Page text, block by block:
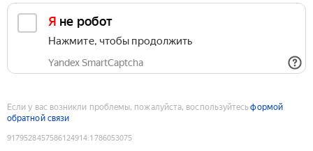
Я не робот
Нажмите, чтобы продолжить
Yandex SmartCaptcha
Если у вас возникли проблемы, пожалуйста, воспользуйтесьформой
обратной связи
9179528457586124914:1786053075